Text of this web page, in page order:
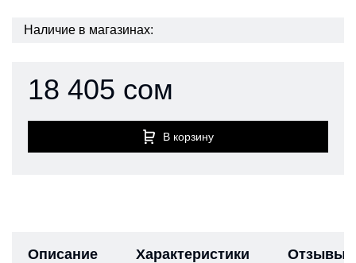
Наличие в магазинах:
18 405 сом
В корзину
Описание Характеристики Отзывы